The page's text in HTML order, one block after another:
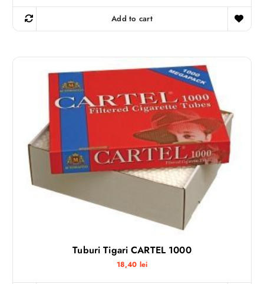
Add to cart
Tuburi Tigari CARTEL 1000
18,40 lei